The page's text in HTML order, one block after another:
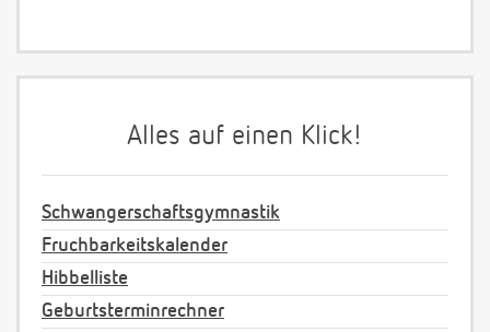
Alles auf einen Klick!
Schwangerschaftsgymnastik
Fruchbarkeitskalender
Hibbelliste
Geburtsterminrechner